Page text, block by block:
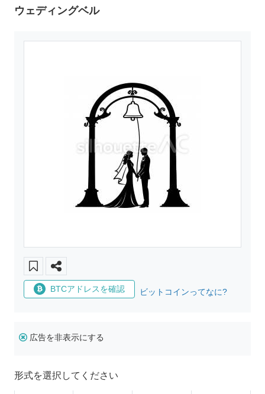
ウェディングベル
BTCアドレスを確認 ビットコインってなに?
広告を非表示にする
形式を選択してください